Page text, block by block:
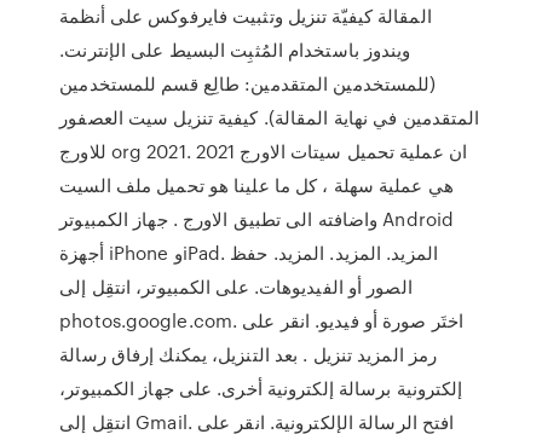
المقالة كيفيّة تنزيل وتثبيت فايرفوكس على أنظمة
ويندوز باستخدام المُثبِت البسيط على الإنترنت.
(للمستخدمين المتقدمين: طالِع قسم للمستخدمين
المتقدمين في نهاية المقالة). كيفية تنزيل سيت العصفور
للاورج org 2021. ان عملية تحميل سيتات الاورج 2021
هي عملية سهلة ، كل ما علينا هو تحميل ملف السيت
واضافته الى تطبيق الاورج . جهاز الكمبيوتر Android
أجهزة iPhone وiPad. المزيد. المزيد. المزيد. حفظ
الصور أو الفيديوهات. على الكمبيوتر، انتقِل إلى
photos.google.com. اختَر صورة أو فيديو. انقر على
رمز المزيد تنزيل . بعد التنزيل، يمكنك إرفاق رسالة
إلكترونية برسالة إلكترونية أخرى. على جهاز الكمبيوتر،
انتقِل إلى Gmail. افتح الرسالة الإلكترونية. انقر على